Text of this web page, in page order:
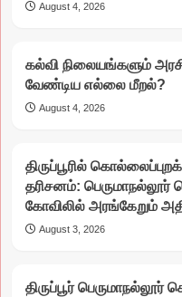
August 4, 2026
கல்வி நிலையங்களும்
வேண்டிய எல்லை மீறல்?
August 4, 2026
திருப்பூரில்
தரிசனம்:
கோவிலில் அரங்கேறும்
August 3, 2026
திருப்பூர்